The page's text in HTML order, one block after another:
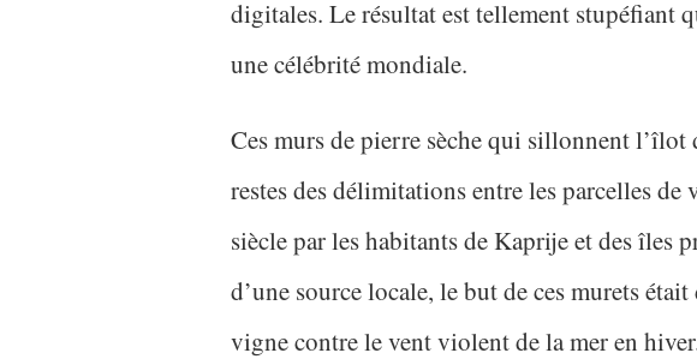
digitales. Le résultat est tellement stupéfiant
une célébrité mondiale.
Ces murs de pierre sèche qui sillonnent l’îlot
restes des délimitations entre les parcelles de
siècle par les habitants de Kaprije et des îles
d’une source locale, le but de ces murets
vigne contre le vent violent de la mer en